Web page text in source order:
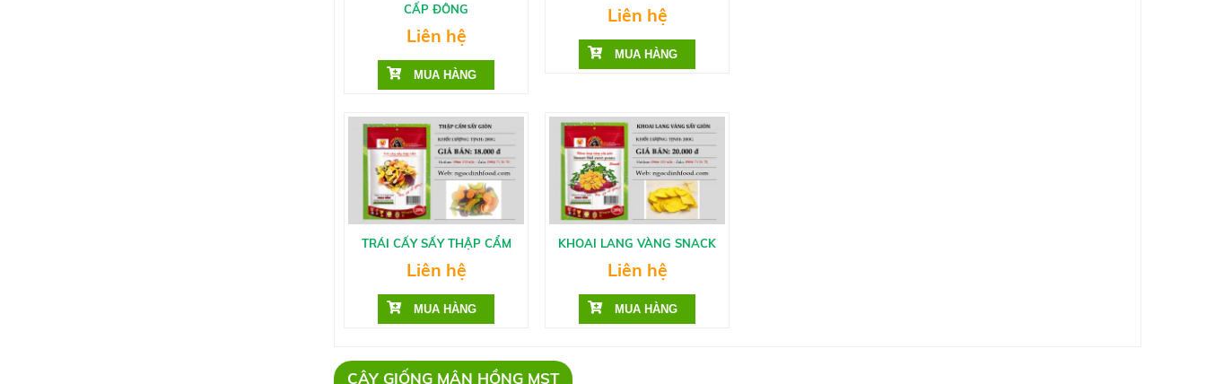
CẤP ĐÔNG
Liên hệ
Liên hệ
TRÁI CẤY SẤY THẬP CẨM
Liên hệ
KHOAI LANG VÀNG SNACK
Liên hệ
CÂY GIỐNG MẬN HỒNG MST